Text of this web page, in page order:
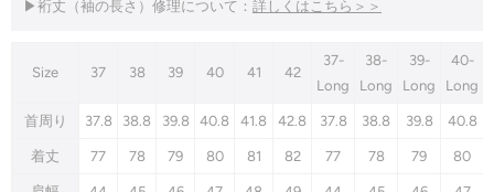
▶ 裄丈（袖の長さ）修理について： 詳しくはこちら＞＞
Size 37 38 39 40 41 42
37-
Long
38-
Long
39-
Long
40-
Long
首周り 37.8 38.8 39.8 40.8 41.8 42.8 37.8 38.8 39.8 40.8
着丈 77 78 79 80 81 82 77 78 79 80